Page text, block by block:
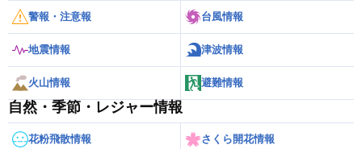
警報・注意報 台風情報
地震情報 津波情報
火山情報 避難情報
自然・季節・レジャー情報
花粉飛散情報 さくら開花情報